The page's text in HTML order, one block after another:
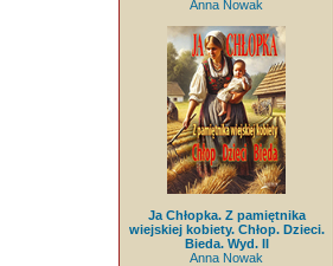
Anna Nowak
Ja Chłopka. Z pamiętnika
wiejskiej kobiety. Chłop. Dzieci.
Bieda. Wyd. II
Anna Nowak